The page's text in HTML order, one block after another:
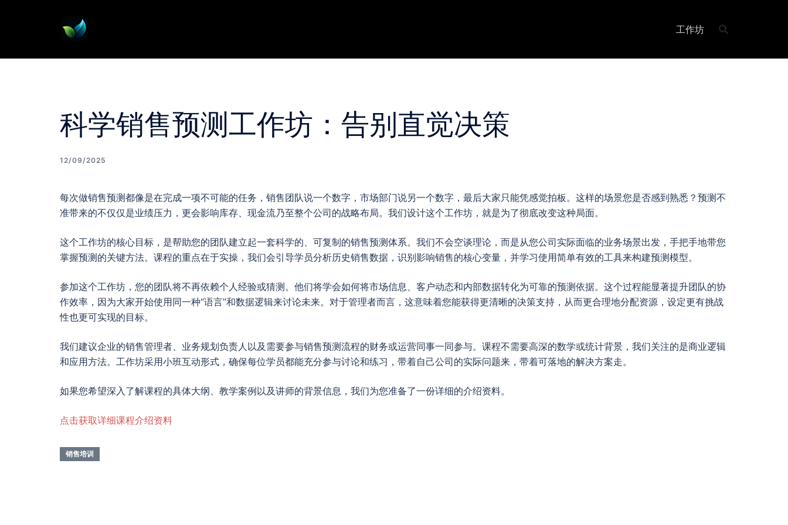
工作坊
科学销售预测工作坊：告别直觉决策
12/09/2025
每次做销售预测都像是在完成一项不可能的任务，销售团队说一个数字，市场部门说另一个数字，最后大家只能凭感觉拍板。这样的场景您是否感到熟悉？预测不
准带来的不仅仅是业绩压力，更会影响库存、现金流乃至整个公司的战略布局。我们设计这个工作坊，就是为了彻底改变这种局面。
这个工作坊的核心目标，是帮助您的团队建立起一套科学的、可复制的销售预测体系。我们不会空谈理论，而是从您公司实际面临的业务场景出发，手把手地带您
掌握预测的关键方法。课程的重点在于实操，我们会引导学员分析历史销售数据，识别影响销售的核心变量，并学习使用简单有效的工具来构建预测模型。
参加这个工作坊，您的团队将不再依赖个人经验或猜测。他们将学会如何将市场信息、客户动态和内部数据转化为可靠的预测依据。这个过程能显著提升团队的协
作效率，因为大家开始使用同一种“语言”和数据逻辑来讨论未来。对于管理者而言，这意味着您能获得更清晰的决策支持，从而更合理地分配资源，设定更有挑战
性也更可实现的目标。
我们建议企业的销售管理者、业务规划负责人以及需要参与销售预测流程的财务或运营同事一同参与。课程不需要高深的数学或统计背景，我们关注的是商业逻辑
和应用方法。工作坊采用小班互动形式，确保每位学员都能充分参与讨论和练习，带着自己公司的实际问题来，带着可落地的解决方案走。
如果您希望深入了解课程的具体大纲、教学案例以及讲师的背景信息，我们为您准备了一份详细的介绍资料。
点击获取详细课程介绍资料
销售培训